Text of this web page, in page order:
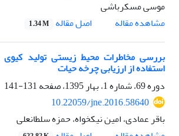
موسی مسکرباشی
مشاهده مقاله
اصل مقاله 1.34 M
بررسی مخاطرات محیط زیستی تولید کیوی
استفاده از ارزیابی چرخه حیات
دوره 69، شماره 1، بهار 1395، صفحه
131-141
10.22059/jne.2016.58640
باقر عمادی، امین نیکخواه، حمزه سلطانعلی